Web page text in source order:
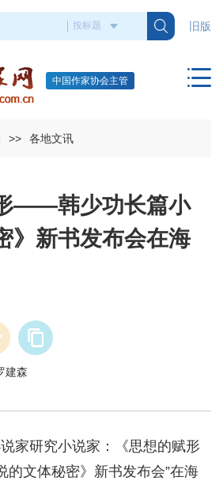
旧版
中国作家协会主管
>> 各地文讯
——韩少功长篇小
》新书发布会在海
建森
家研究小说家：《思想的赋形
文体秘密》新书发布会”在海